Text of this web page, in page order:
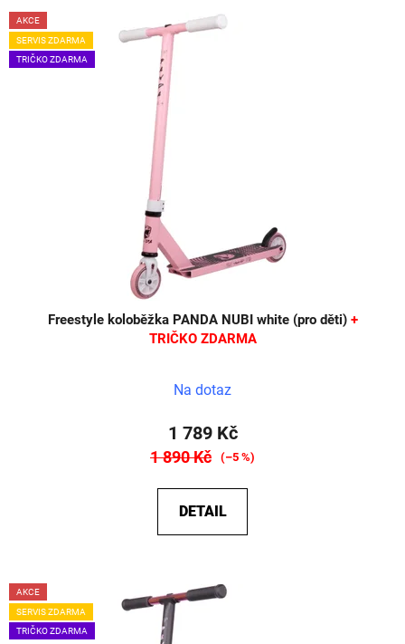
V
ý
p
AKCE
SERVIS ZDARMA
TRIČKO ZDARMA
Freestyle koloběžka PANDA NUBI white (pro děti) +
TRIČKO ZDARMA
Na dotaz
1 789 Kč
1 890 Kč (–5 %)
DETAIL
AKCE
SERVIS ZDARMA
TRIČKO ZDARMA